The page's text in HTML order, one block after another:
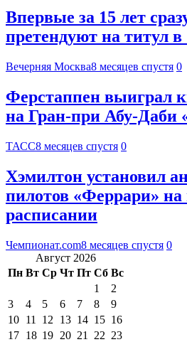
Впервые за 15 лет
претендуют на титул
Вечерняя Москва8 месяцев спустя 0
Ферстаппен выиграл
на Гран-при Абу-Даби
ТАСС8 месяцев спустя 0
Хэмилтон установил
пилотов «Феррари»
расписании
Чемпионат.com8 месяцев спустя 0
Август 2026
Пн Вт Ср Чт Пт Сб Вс
1
2
3
4 5 6 7 8
9
10 11 12 13 14 15 16
17 18 19 20 21 22 23